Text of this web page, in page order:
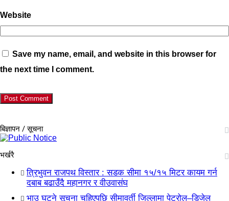
Website
Save my name, email, and website in this browser for
the next time I comment.
बिज्ञापन / सूचना
भर्खरै
त्रिभुवन राजपथ विस्तार : सडक सीमा १५/१५ मिटर कायम गर्न
दबाब बढाउँदै महानगर र वीउवासंघ
भाउ घट्ने सूचना चुहिएपछि सीमावर्ती जिल्लामा पेट्रोल–डिजेल